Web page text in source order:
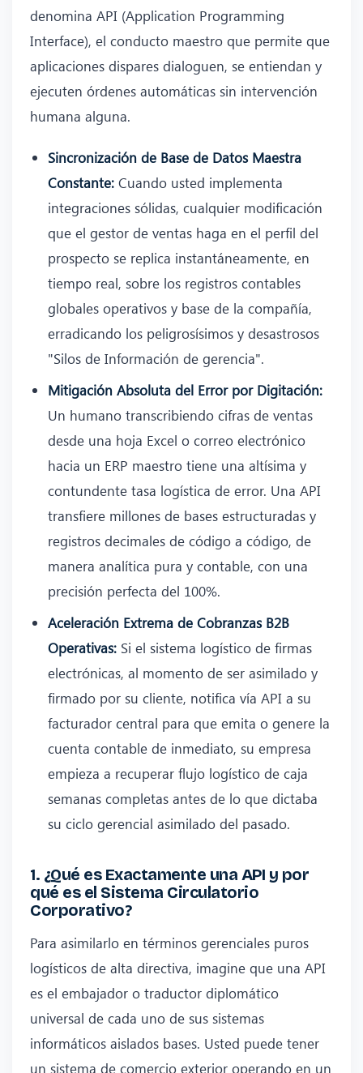
denomina API (Application Programming
Interface), el conducto maestro que permite que
aplicaciones dispares dialoguen, se entiendan y
ejecuten órdenes automáticas sin intervención
humana alguna.
Sincronización de Base de Datos Maestra
Constante: Cuando usted implementa
integraciones sólidas, cualquier modificación
que el gestor de ventas haga en el perfil del
prospecto se replica instantáneamente, en
tiempo real, sobre los registros contables
globales operativos y base de la compañía,
erradicando los peligrosísimos y desastrosos
"Silos de Información de gerencia".
Mitigación Absoluta del Error por Digitación:
Un humano transcribiendo cifras de ventas
desde una hoja Excel o correo electrónico
hacia un ERP maestro tiene una altísima y
contundente tasa logística de error. Una API
transfiere millones de bases estructuradas y
registros decimales de código a código, de
manera analítica pura y contable, con una
precisión perfecta del 100%.
Aceleración Extrema de Cobranzas B2B
Operativas: Si el sistema logístico de firmas
electrónicas, al momento de ser asimilado y
firmado por su cliente, notifica vía API a su
facturador central para que emita o genere la
cuenta contable de inmediato, su empresa
empieza a recuperar flujo logístico de caja
semanas completas antes de lo que dictaba
su ciclo gerencial asimilado del pasado.
1. ¿Qué es Exactamente una API y por
qué es el Sistema Circulatorio
Corporativo?
Para asimilarlo en términos gerenciales puros
logísticos de alta directiva, imagine que una API
es el embajador o traductor diplomático
universal de cada uno de sus sistemas
informáticos aislados bases. Usted puede tener
un sistema de comercio exterior operando en un